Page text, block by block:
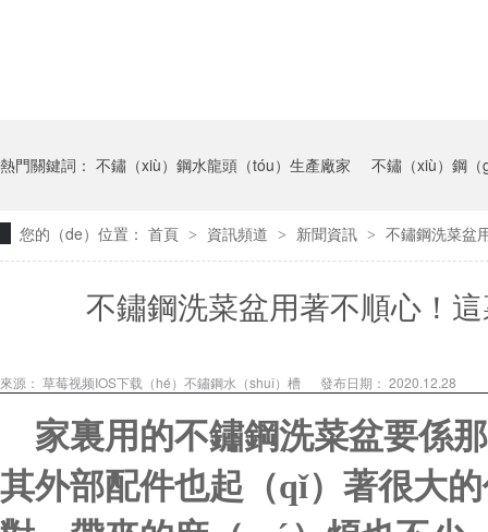
熱門關鍵詞： 不鏽（xiù）鋼水龍頭（tóu）生產廠家 不鏽（xiù）鋼
您的（de）位置： 首頁 > 資訊頻道 > 新聞資訊 > 不鏽鋼洗菜盆
不鏽鋼洗菜盆用著不順心！
來源： 草莓视频IOS下载（hé）不鏽鋼水（shuǐ）槽 發布日期： 2020.12.28
家裏用的不鏽鋼洗菜盆要係
其外部配件也起（qǐ）著很大